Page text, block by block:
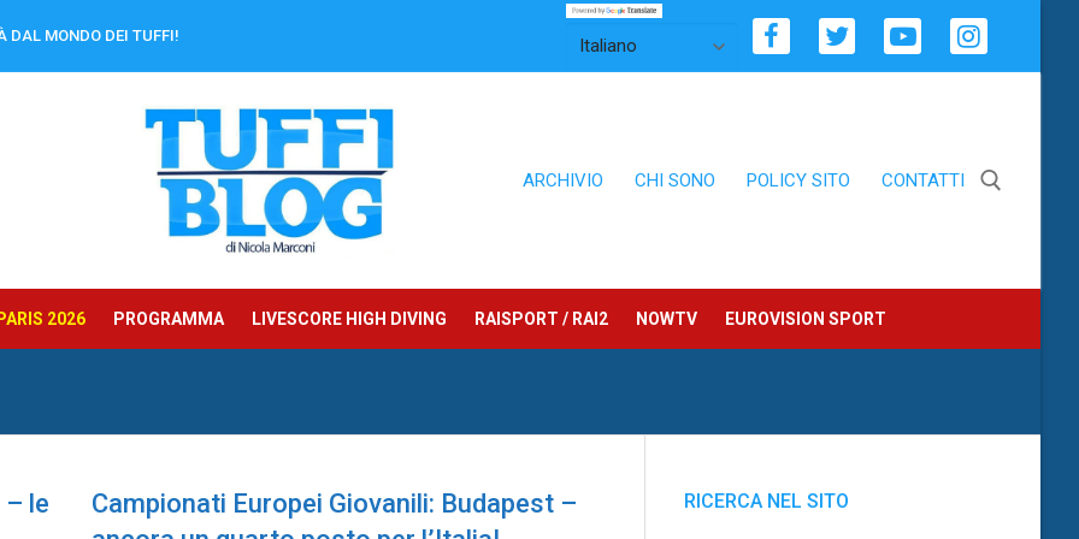
DAL MONDO DEI TUFFI!
ARCHIVIO CHI SONO POLICY SITO CONTATTI
2026 PROGRAMMA LIVESCORE HIGH DIVING RAISPORT / RAI2 NOWTV EUROVISION SPORT
– le
Campionati Europei Giovanili: Budapest –
RICERCA NEL SITO